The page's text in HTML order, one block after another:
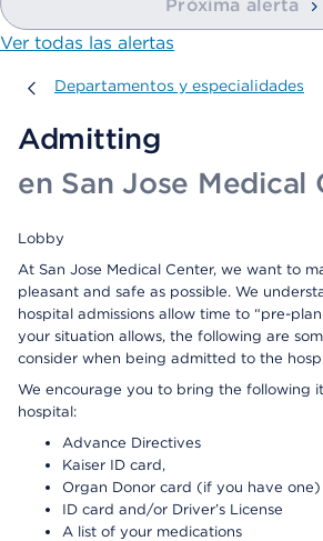
Próxima alerta
Ver todas las alertas
Departamentos y especialidades
Departamentos y especialidades
Admitting
en San Jose Medical
Lobby
At San Jose Medical Center, we want to
pleasant and safe as possible. We
hospital admissions allow time to “pre-
your situation allows, the following are
consider when being admitted to the
We encourage you to bring the following
hospital:
Advance Directives
Kaiser ID card,
Organ Donor card (if you have one)
ID card and/or Driver’s License
A list of your medications